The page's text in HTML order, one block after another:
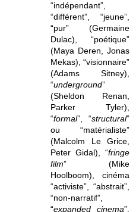
“indépendant”,
“différent”, “jeune”,
“pur” (Germaine
Dulac), “poétique”
(Maya Deren, Jonas
Mekas), “visionnaire”
(Adams Sitney),
“underground”
(Sheldon Renan,
Parker Tyler),
“formal”, “structural”
ou “matérialiste”
(Malcolm Le Grice,
Peter Gidal), “fringe
film” (Mike
Hoolboom), cinéma
“activiste”, “abstrait”,
“non-narratif”,
“expanded cinema”,